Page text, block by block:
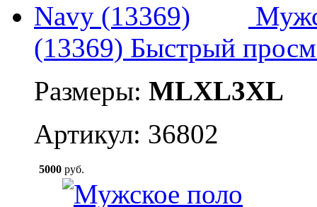
(13369) Быстрый
Размеры: MLXL3XL
Артикул: 36802
5000 руб.